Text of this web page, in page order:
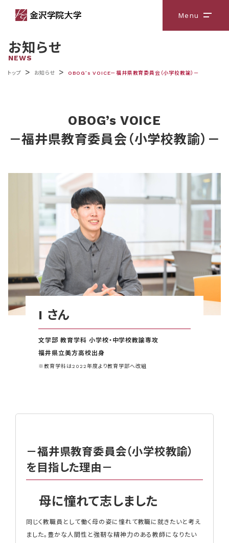
Menu メニ
お知らせ
NEWS
トップ > お知らせ > OBOG’s VOICE－福井県教育委員会（小学校教諭）－
OBOG’s VOICE
－福井県教育委員会（小学校教諭）－
I さん
文学部 教育学科 小学校・中学校教諭専攻
福井県立美方高校出身
※教育学科は2022年度より教育学部へ改組
－福井県教育委員会（小学校教諭）
を目指した理由－
母に憧れて志しました
同じく教職員として働く母の姿に憧れて教職に就きたいと考え
ました。豊かな人間性と強靭な精神力のある教師になりたい